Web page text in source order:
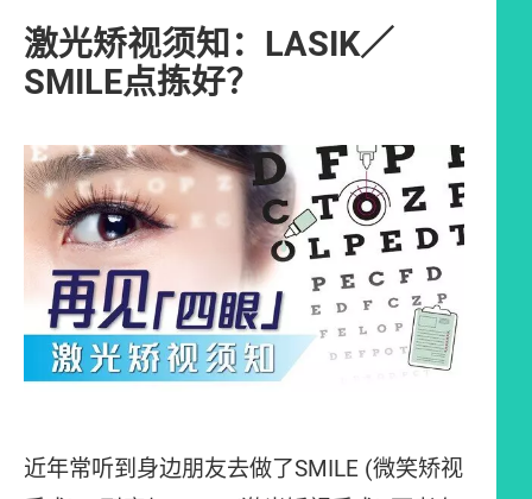
激光矫视须知：LASIK／
SMILE点拣好？
近年常听到身边朋友去做了SMILE (微笑矫视